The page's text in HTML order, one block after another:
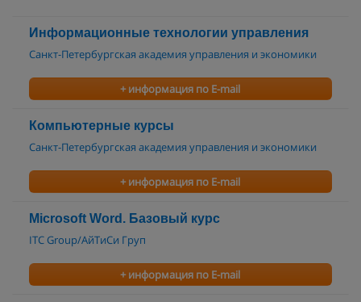
Информационные технологии управления
Санкт-Петербургская академия управления и экономики
+ информация по E-mail
Компьютерные курсы
Санкт-Петербургская академия управления и экономики
+ информация по E-mail
Microsoft Word. Базовый курс
ITC Group/АйТиСи Груп
+ информация по E-mail